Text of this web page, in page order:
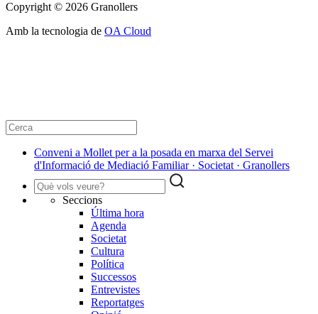
Copyright © 2026 Granollers
Amb la tecnologia de OA Cloud
Conveni a Mollet per a la posada en marxa del Servei
d'Informació de Mediació Familiar · Societat · Granollers
Seccions
Última hora
Agenda
Societat
Cultura
Política
Successos
Entrevistes
Reportatges